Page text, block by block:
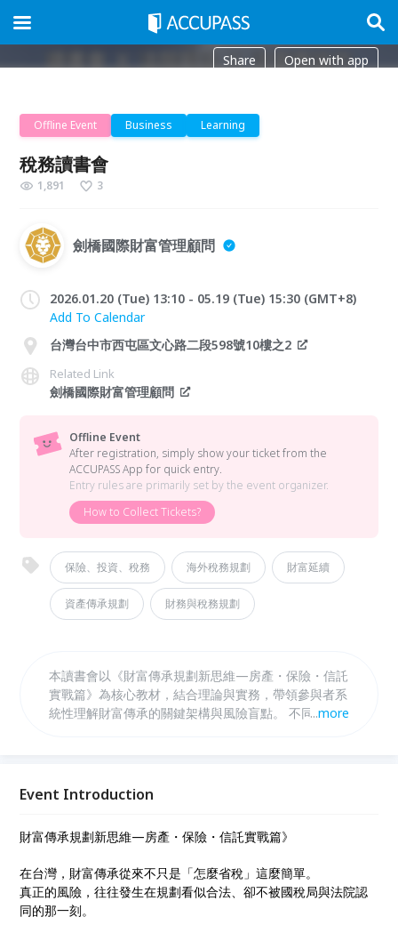
Share Open with app
Offline Event Business Learning
稅務讀書會
1,891 3
劍橋國際財富管理顧問
2026.01.20 (Tue) 13:10 - 05.19 (Tue) 15:30 (GMT+8)
Add To Calendar
台灣台中市西屯區文心路二段598號10樓之2
Related Link
劍橋國際財富管理顧問
Offline Event
After registration, simply show your ticket from the
ACCUPASS App for quick entry.
Entry rules are primarily set by the event organizer.
How to Collect Tickets?
保險、投資、稅務 海外稅務規劃 財富延續
資產傳承規劃 財務與稅務規劃
本讀書會以《財富傳承規劃新思維—房產・保險・信託
實戰篇》為核心教材，結合理論與實務，帶領參與者系
統性理解財富傳承的關鍵架構與風險盲點。 不同於一
「為什麼規劃會被否定」。 同時延伸分享書本以外可
前避開未來的稅務與法律風險。
...more
Event Introduction
財富傳承規劃新思維—房產・保險・信託實戰篇》
在台灣，財富傳承從來不只是「怎麼省稅」這麼簡單。
真正的風險，往往發生在規劃看似合法、卻不被國稅局與法院認
同的那一刻。